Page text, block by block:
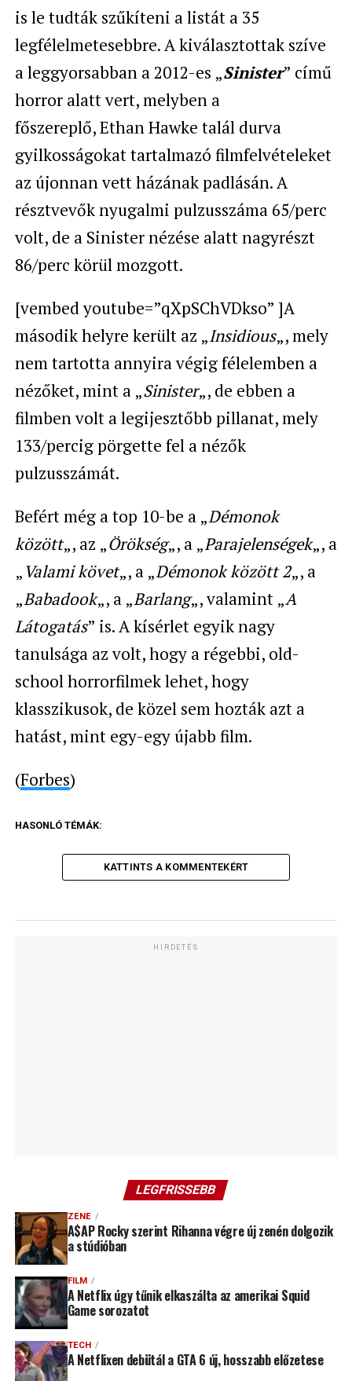
is le tudták szűkíteni a listát a 35
legfélelmetesebbre. A kiválasztottak szíve
a leggyorsabban a 2012-es „Sinister” című
horror alatt vert, melyben a
főszereplő, Ethan Hawke talál durva
gyilkosságokat tartalmazó filmfelvételeket
az újonnan vett házának padlásán. A
résztvevők nyugalmi pulzusszáma 65/perc
volt, de a Sinister nézése alatt nagyrészt
86/perc körül mozgott.
[vembed youtube=”qXpSChVDkso” ]A
második helyre került az „Insidious„, mely
nem tartotta annyira végig félelemben a
nézőket, mint a „Sinister„, de ebben a
filmben volt a legijesztőbb pillanat, mely
133/percig pörgette fel a nézők
pulzusszámát.
Befért még a top 10-be a „Démonok
között„, az „Örökség„, a „Parajelenségek„, a
„Valami követ„, a „Démonok között 2„, a
„Babadook„, a „Barlang„, valamint „A
Látogatás” is. A kísérlet egyik nagy
tanulsága az volt, hogy a régebbi, old-
school horrorfilmek lehet, hogy
klasszikusok, de közel sem hozták azt a
hatást, mint egy-egy újabb film.
(Forbes)
HASONLÓ TÉMÁK:
KATTINTS A KOMMENTEKÉRT
HIRDETÉS
LEGFRISSEBB
ZENE
A$AP Rocky szerint Rihanna végre új zenén dolgozik
a stúdióban
FILM
A Netflix úgy tűnik elkaszálta az amerikai Squid
Game sorozatot
TECH
A Netflixen debütál a GTA 6 új, hosszabb előzetese